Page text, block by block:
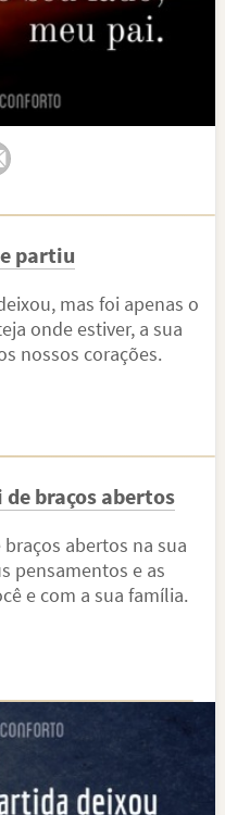
partiu
mas foi apenas o
onde estiver, a sua
nossos corações.
de braços abertos
abertos na sua
pensamentos e as
e com a sua família.